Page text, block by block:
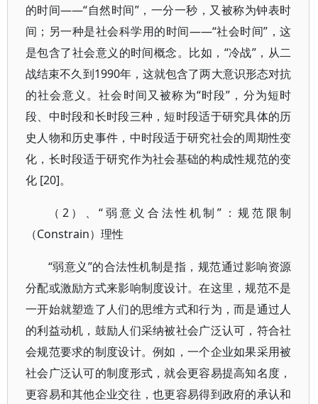
的时间――“自然时间”，一分一秒，又被称为钟表时
间；另一种是社会科学用的时间――“社会时间”，这
是包含了社会意义的时间概念。比如，“冷战”，从二
战结束不久到1990年，这就包含了两大意识形态对抗
的社会意义。社会时间又被称为“时段”，分为短时
段、中时段和长时段三种，短时段适于研究具体的历
史人物和历史事件，中时段适于研究社会的周期性变
化，长时段适于研究作为社会基础的构成性规范的变
化 [20]。
（2）、“弱意义合法性机制”：规范限制
（Constrain）理性
“弱意义”的合法性机制是指，规范通过影响资源
分配或激励方式来影响制度设计。在这里，规范不是
一开始就塑造了人们的思维方式和行为，而是通过人
的利益动机，鼓励人们采纳被社会广泛认可，符合社
会规范要求的制度设计。例如，一个企业如果采用被
社会广泛认可的制度形式，就会更容易提高知名度，
更容易和其他企业交往，也更容易得到政府的承认和